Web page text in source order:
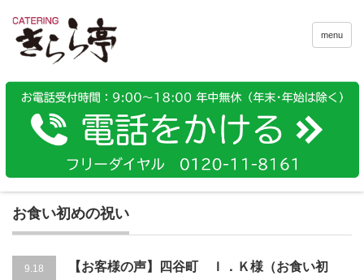
menu
お食い初めの祝い
9.18
【お客様の声】四谷町 Ｉ．Ｋ様（お食い初